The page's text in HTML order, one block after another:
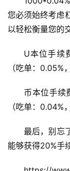
您必须始终考虑
以轻松衡量您的
U本位手续
（吃单：0.05%
币本位手续
（吃单：0.04%
最后，别忘
能够获得20%手